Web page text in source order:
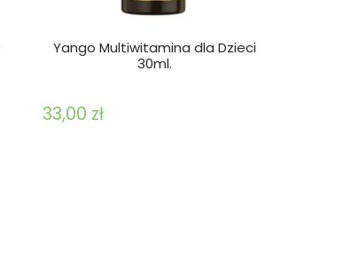
Yango Multiwitamina dla Dzieci
30ml.
33,00 zł